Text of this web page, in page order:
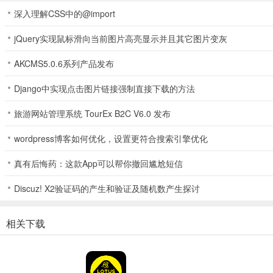
颠覆式性能
进入日常
真正的路特斯驾驭体验。超高结构刚性、多项主动空气动力学套件，
搭配路特斯首创的可翻转激光雷达系统和先进自动驾驶辅助技术。
种驾驶模式、先进交互界面、HUD抬头显示等先进科技配置，路特斯
深入理解CSS中的@import
jQuery实现鼠标滑向当前图片高亮显示并且其它图片变灰
AKCMS5.0.6系列产品发布
Django中实现点击图片链接强制直接下载的方法
旅游网站管理系统 TourEx B2C V6.0 发布
wordpress博客如何优化，设置更符合搜索引擎优化
真有后悔药：这款App可以帮你撤回尴尬短信
Discuz! X2验证码的产生和验证及随机数产生探讨
相关下载